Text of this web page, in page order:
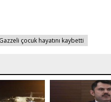
çocuk hayatını kaybetti